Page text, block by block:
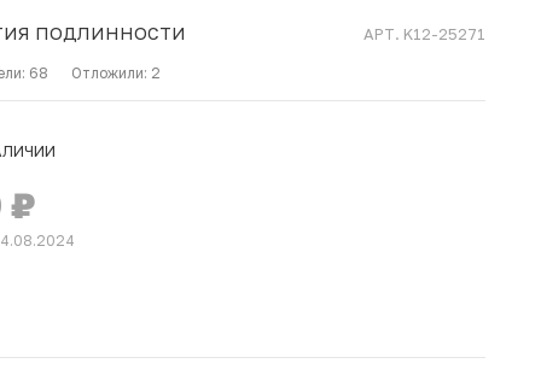
ПОДЛИННОСТИ АРТ. K12-25271
68 Отложили: 2
₽